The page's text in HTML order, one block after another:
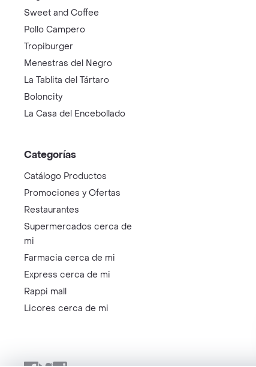
Sweet and Coffee
Pollo Campero
Tropiburger
Menestras del Negro
La Tablita del Tártaro
Boloncity
La Casa del Encebollado
Categorías
Catálogo Productos
Promociones y Ofertas
Restaurantes
Supermercados cerca de
mi
Farmacia cerca de mi
Express cerca de mi
Rappi mall
Licores cerca de mi